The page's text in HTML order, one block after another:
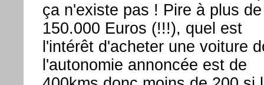
ça n'existe pas ! Pire à plus de
150.000 Euros (!!!), quel est
l'intérêt d'acheter une voiture
l'autonomie annoncée est de